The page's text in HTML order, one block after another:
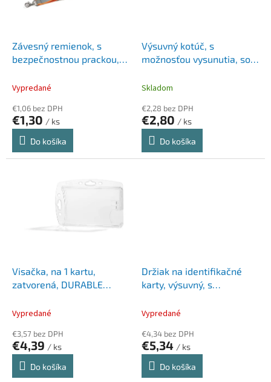
Závesný remienok, s
bezpečnostnou prackou,
Vypredané
€1,06 bez DPH
€1,30 / ks
Do košíka
Výsuvný kotúč, s
možnosťou vysunutia, so
čierna
Skladom
€2,28 bez DPH
€2,80 / ks
Do košíka
Visačka, na 1 kartu,
zatvorená, DURABLE
Vypredané
€3,57 bez DPH
€4,39 / ks
Do košíka
Držiak na identifikačné
karty, výsuvný, s
"STYLE", zelená
Vypredané
€4,34 bez DPH
€5,34 / ks
Do košíka